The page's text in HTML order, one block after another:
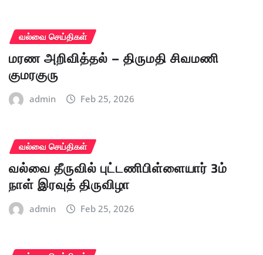
வல்வை செய்திகள்
மரண அறிவித்தல் – திருமதி சிவமணி
குமரகுரு
admin Feb 25, 2026
வல்வை செய்திகள்
வல்வை தீருவில் புட்டணிபிள்ளையார் 3ம்
நாள் இரவுத் திருவிழா
admin Feb 25, 2026